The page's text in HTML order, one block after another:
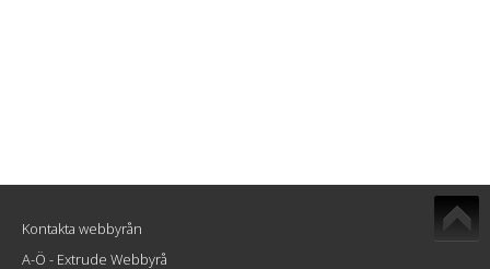
Kontakta webbyrån
A-Ö - Extrude Webbyrå